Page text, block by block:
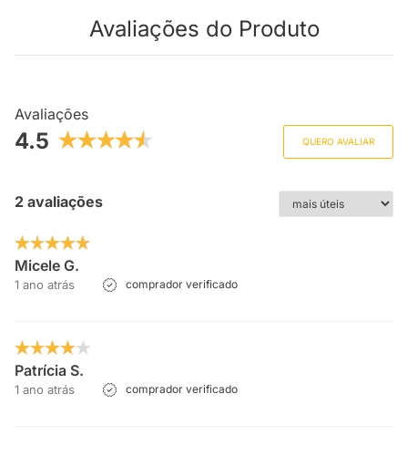
Avaliações do Produto
Avaliações
4.5 QUERO AVALIAR
2 avaliações
Micele G.
1 ano atrás comprador verificado
Patrícia S.
1 ano atrás comprador verificado